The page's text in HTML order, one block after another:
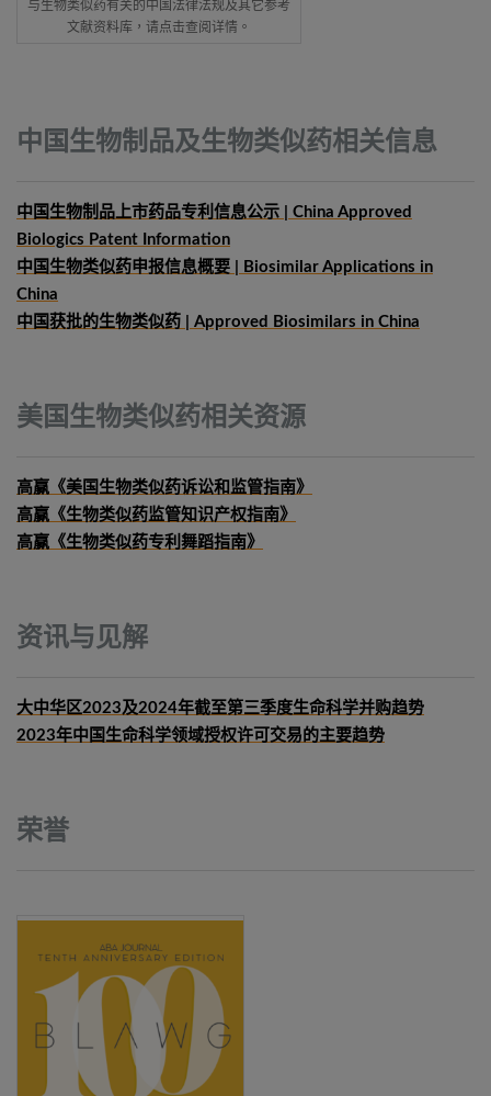
与生物类似药有关的中国法律法规及其它参考
文献资料库，请点击查阅详情。
中国生物制品及生物类似药相关信息
中国生物制品上市药品专利信息公示 | China Approved
Biologics Patent Information
中国生物类似药申报信息概要 | Biosimilar Applications in
China
中国获批的生物类似药 | Approved Biosimilars in China
美国生物类似药相关资源
高赢《美国生物类似药诉讼和监管指南》
高赢《生物类似药监管知识产权指南》
高赢《生物类似药专利舞蹈指南》
资讯与见解
大中华区2023及2024年截至第三季度生命科学并购趋势
2023年中国生命科学领域授权许可交易的主要趋势
荣誉